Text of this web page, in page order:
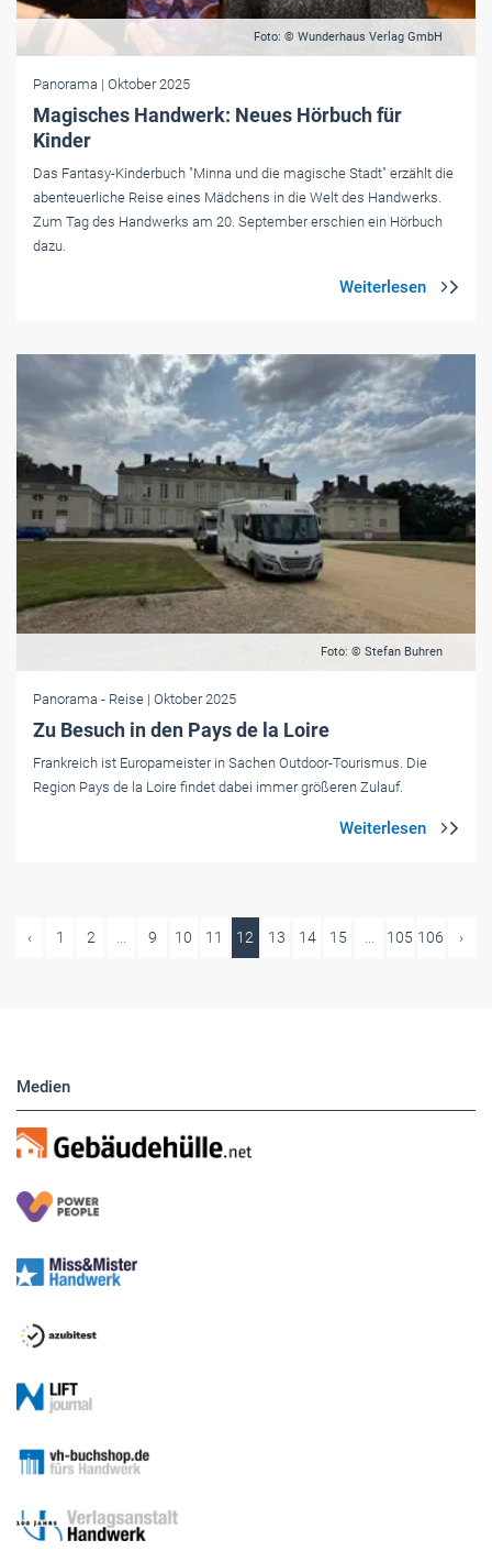
Foto: © Wunderhaus Verlag GmbH
Panorama | Oktober 2025
Magisches Handwerk: Neues Hörbuch für
Kinder
Das Fantasy-Kinderbuch "Minna und die magische Stadt" erzählt die
abenteuerliche Reise eines Mädchens in die Welt des Handwerks.
Zum Tag des Handwerks am 20. September erschien ein Hörbuch
dazu.
Foto: © Stefan Buhren
Panorama - Reise | Oktober 2025
Zu Besuch in den Pays de la Loire
Frankreich ist Europameister in Sachen Outdoor-Tourismus. Die
Region Pays de la Loire findet dabei immer größeren Zulauf.
‹ 1 2 ... 9 10 11 12 13 14 15 ... 105 106 ›
Medien